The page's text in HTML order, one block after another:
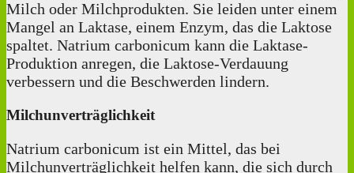
Milch oder Milchprodukten. Sie leiden unter einem
Mangel an Laktase, einem Enzym, das die Laktose
spaltet. Natrium carbonicum kann die Laktase-
Produktion anregen, die Laktose-Verdauung
verbessern und die Beschwerden lindern.
Milchunverträglichkeit
Natrium carbonicum ist ein Mittel, das bei
Milchunverträglichkeit helfen kann, die sich durch